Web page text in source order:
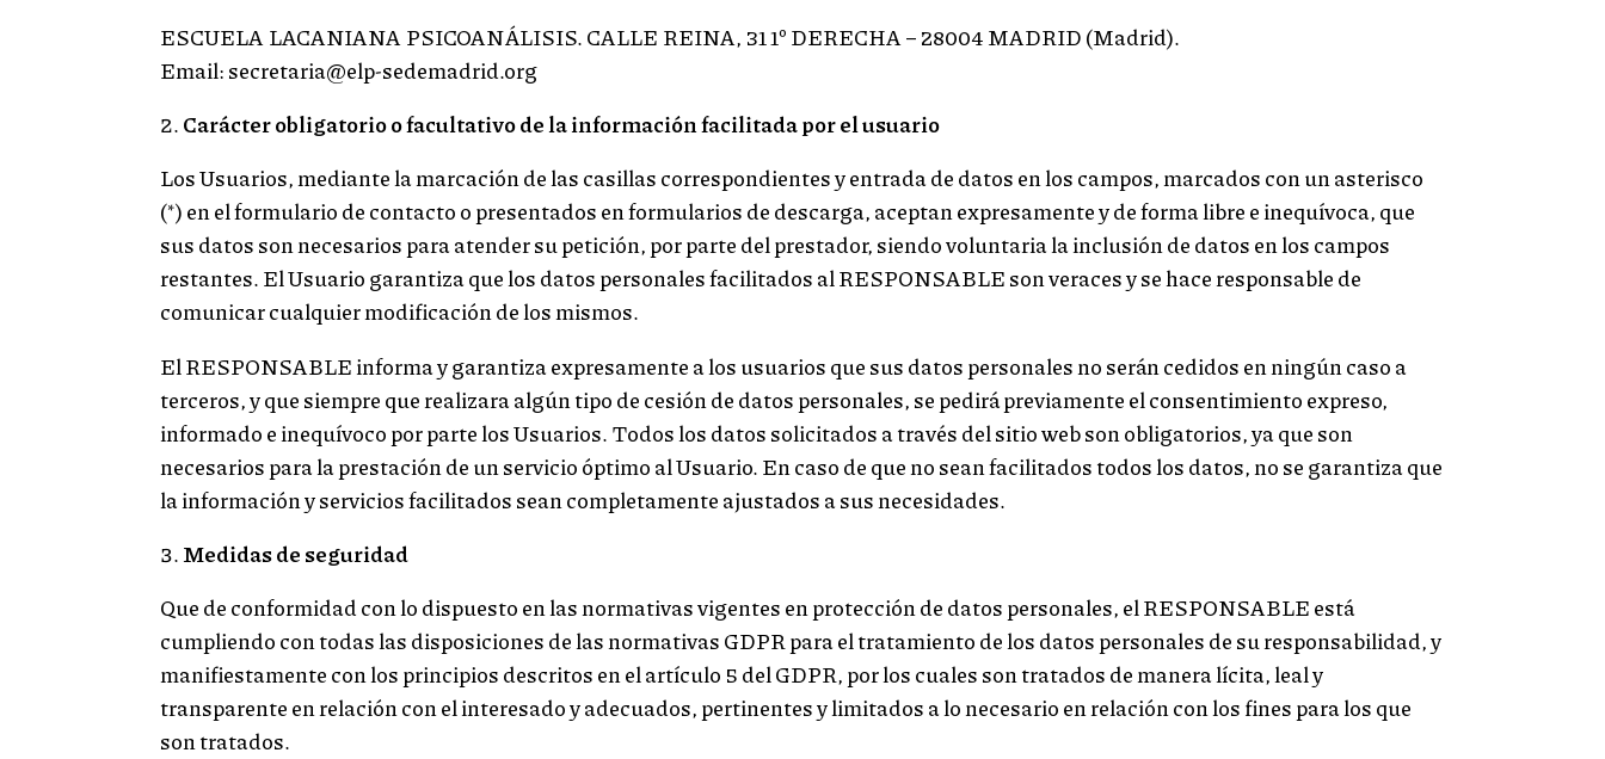
ESCUELA LACANIANA PSICOANÁLISIS. CALLE REINA, 31 1º DERECHA – 28004 MADRID (Madrid).
Email: secretaria@elp-sedemadrid.org
Carácter obligatorio o facultativo de la información facilitada por el usuario
Los Usuarios, mediante la marcación de las casillas correspondientes y entrada de datos en los campos, marcados con un asterisco
(*) en el formulario de contacto o presentados en formularios de descarga, aceptan expresamente y de forma libre e inequívoca, que
sus datos son necesarios para atender su petición, por parte del prestador, siendo voluntaria la inclusión de datos en los campos
restantes. El Usuario garantiza que los datos personales facilitados al RESPONSABLE son veraces y se hace responsable de
comunicar cualquier modificación de los mismos.
El RESPONSABLE informa y garantiza expresamente a los usuarios que sus datos personales no serán cedidos en ningún caso a
terceros, y que siempre que realizara algún tipo de cesión de datos personales, se pedirá previamente el consentimiento expreso,
informado e inequívoco por parte los Usuarios. Todos los datos solicitados a través del sitio web son obligatorios, ya que son
necesarios para la prestación de un servicio óptimo al Usuario. En caso de que no sean facilitados todos los datos, no se garantiza que
la información y servicios facilitados sean completamente ajustados a sus necesidades.
Medidas de seguridad
Que de conformidad con lo dispuesto en las normativas vigentes en protección de datos personales, el RESPONSABLE está
cumpliendo con todas las disposiciones de las normativas GDPR para el tratamiento de los datos personales de su responsabilidad, y
manifiestamente con los principios descritos en el artículo 5 del GDPR, por los cuales son tratados de manera lícita, leal y
transparente en relación con el interesado y adecuados, pertinentes y limitados a lo necesario en relación con los fines para los que
son tratados.